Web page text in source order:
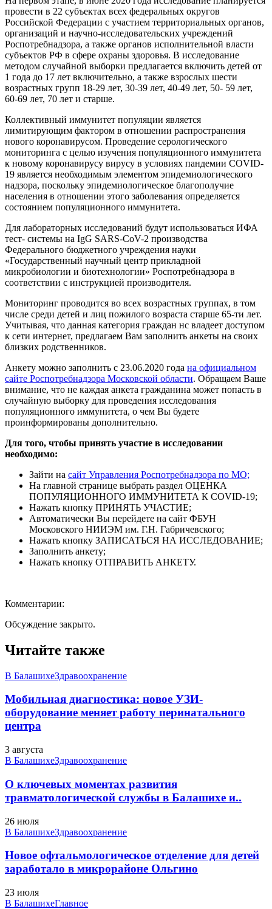
провести в 22 субъектах всех федеральных округов
Российской Федерации с участием территориальных органов,
организаций и научно-исследовательских учреждений
Роспотребнадзора, а также органов исполнительной власти
субъектов РФ в сфере охраны здоровья. В исследование
методом случайной выборки предлагается включить детей от
1 года до 17 лет включительно, а также взрослых шести
возрастных групп 18-29 лет, 30-39 лет, 40-49 лет, 50- 59 лет,
60-69 лет, 70 лет и старше.
Коллективный иммунитет популяции является
лимитирующим фактором в отношении распространения
нового коронавирусом. Проведение серологического
мониторинга с целью изучения популяционного иммунитета
к новому коронавирусу вирусу в условиях пандемии COVID-
19 является необходимым элементом эпидемиологического
надзора, поскольку эпидемиологическое благополучие
населения в отношении этого заболевания определяется
состоянием популяционного иммунитета.
Для лабораторных исследований будут использоваться ИФА
тест- системы на IgG SARS-CoV-2 производства
Федерального бюджетного учреждения науки
«Государственный научный центр прикладной
микробиологии и биотехнологии» Роспотребнадзора в
соответствии с инструкцией производителя.
Мониторинг проводится во всех возрастных группах, в том
числе среди детей и лиц пожилого возраста старше 65-ти лет.
Учитывая, что данная категория граждан нс владеет доступом
к сети интернет, предлагаем Вам заполнить анкеты на своих
близких родственников.
Анкету можно заполнить с 23.06.2020 года на официальном
сайте Роспотребнадзора Московской области. Обращаем Ваше
внимание, что не каждая анкета гражданина может попасть в
случайную выборку для проведения исследования
популяционного иммунитета, о чем Вы будете
проинформированы дополнительно.
Для того, чтобы принять участие в исследовании
необходимо:
Зайти на сайт Управления Роспотребнадзора по МО;
На главной странице выбрать раздел ОЦЕНКА
ПОПУЛЯЦИОННОГО ИММУНИТЕТА К COVID-19;
Нажать кнопку ПРИНЯТЬ УЧАСТИЕ;
Автоматически Вы перейдете на сайт ФБУН
Московского НИИЭМ им. Г.Н. Габричевского;
Нажать кнопку ЗАПИСАТЬСЯ НА ИССЛЕДОВАНИЕ;
Заполнить анкету;
Нажать кнопку ОТПРАВИТЬ АНКЕТУ.
Комментарии:
Обсуждение закрыто.
Читайте также
В БалашихеЗдравоохранение
Мобильная диагностика: новое УЗИ-
оборудование меняет работу перинатального
центра
3 августа
В БалашихеЗдравоохранение
О ключевых моментах развития
травматологической службы в Балашихе и..
26 июля
В БалашихеЗдравоохранение
Новое офтальмологическое отделение для детей
заработало в микрорайоне Ольгино
23 июля
В БалашихеГлавное